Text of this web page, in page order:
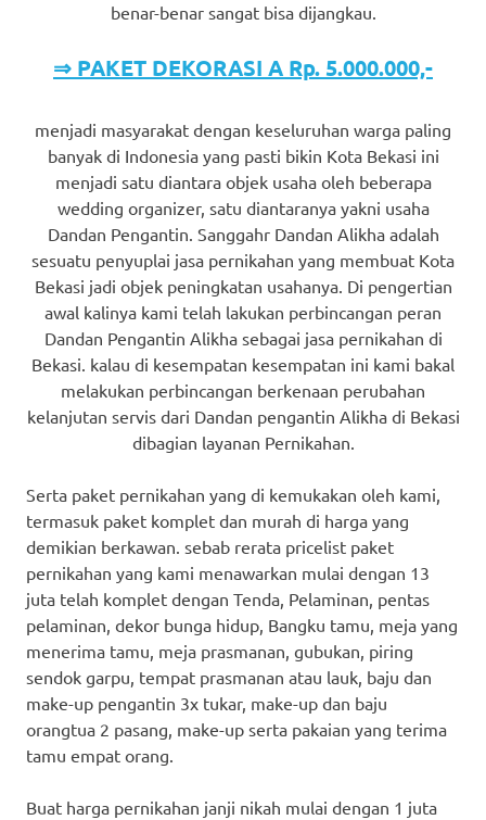
benar-benar sangat bisa dijangkau.
⇒ PAKET DEKORASI A Rp. 5.000.000,-
menjadi masyarakat dengan keseluruhan warga paling
banyak di Indonesia yang pasti bikin Kota Bekasi ini
menjadi satu diantara objek usaha oleh beberapa
wedding organizer, satu diantaranya yakni usaha
Dandan Pengantin. Sanggahr Dandan Alikha adalah
sesuatu penyuplai jasa pernikahan yang membuat Kota
Bekasi jadi objek peningkatan usahanya. Di pengertian
awal kalinya kami telah lakukan perbincangan peran
Dandan Pengantin Alikha sebagai jasa pernikahan di
Bekasi. kalau di kesempatan kesempatan ini kami bakal
melakukan perbincangan berkenaan perubahan
kelanjutan servis dari Dandan pengantin Alikha di Bekasi
dibagian layanan Pernikahan.
Serta paket pernikahan yang di kemukakan oleh kami,
termasuk paket komplet dan murah di harga yang
demikian berkawan. sebab rerata pricelist paket
pernikahan yang kami menawarkan mulai dengan 13
juta telah komplet dengan Tenda, Pelaminan, pentas
pelaminan, dekor bunga hidup, Bangku tamu, meja yang
menerima tamu, meja prasmanan, gubukan, piring
sendok garpu, tempat prasmanan atau lauk, baju dan
make-up pengantin 3x tukar, make-up dan baju
orangtua 2 pasang, make-up serta pakaian yang terima
tamu empat orang.
Buat harga pernikahan janji nikah mulai dengan 1 juta